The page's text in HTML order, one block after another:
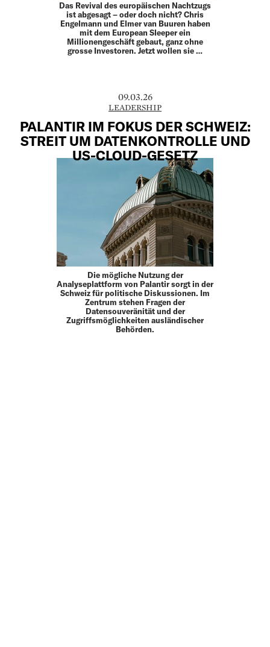
Das Revival des europäischen Nachtzugs
ist abgesagt – oder doch nicht? Chris
Engelmann und Elmer van Buuren haben
mit dem European Sleeper ein
Millionengeschäft gebaut, ganz ohne
grosse Investoren. Jetzt wollen sie …
09.03.26
LEADERSHIP
PALANTIR IM FOKUS DER SCHWEIZ:
STREIT UM DATENKONTROLLE UND
US-CLOUD-GESETZ
Die mögliche Nutzung der
Analyseplattform von Palantir sorgt in der
Schweiz für politische Diskussionen. Im
Zentrum stehen Fragen der
Datensouveränität und der
Zugriffsmöglichkeiten ausländischer
Behörden.